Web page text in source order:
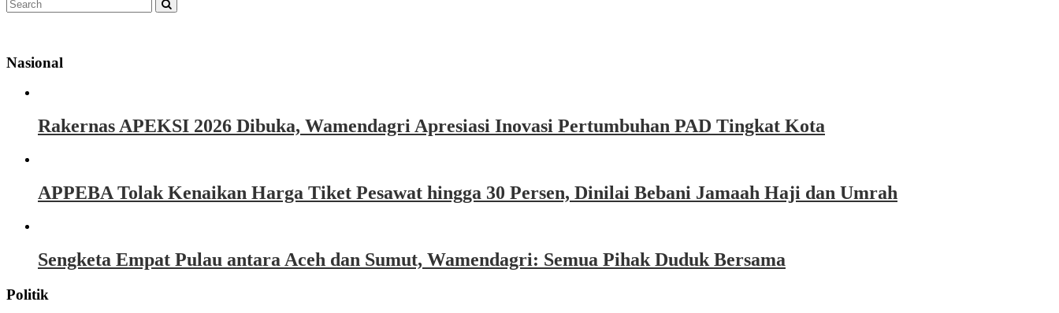
Nasional
Rakernas APEKSI 2026 Dibuka, Wamendagri Apresiasi Inovasi Pertumbuhan PAD Tingkat Kota
APPEBA Tolak Kenaikan Harga Tiket Pesawat hingga 30 Persen, Dinilai Bebani Jamaah Haji dan Umrah
Sengketa Empat Pulau antara Aceh dan Sumut, Wamendagri: Semua Pihak Duduk Bersama
Politik